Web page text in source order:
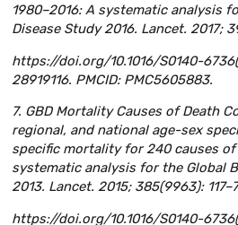
1980–2016: A systematic analysis
Disease Study 2016. Lancet. 2017;
https://doi.org/10.1016/S0140-
28919116. PMCID: PMC5605883.
7. GBD Mortality Causes of Death
regional, and national age-sex
specific mortality for 240 causes of
systematic analysis for the Global
2013. Lancet. 2015; 385(9963):
https://doi.org/10.1016/S0140-